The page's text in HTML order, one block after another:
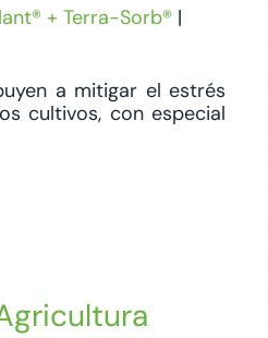
+ Terra-Sorb® |
a mitigar el estrés
cultivos, con especial